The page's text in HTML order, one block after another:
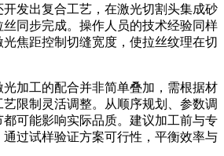
发出复合工艺，在激光切割头集成砂
同步完成。操作人员的技术经验同样
焦距控制切缝宽度，使拉丝纹理在切
加工的配合并非简单叠加，需根据材
限制灵活调整。从顺序规划、参数调
可能影响实际品质。建议加工前与专
过试样验证方案可行性，平衡效率与